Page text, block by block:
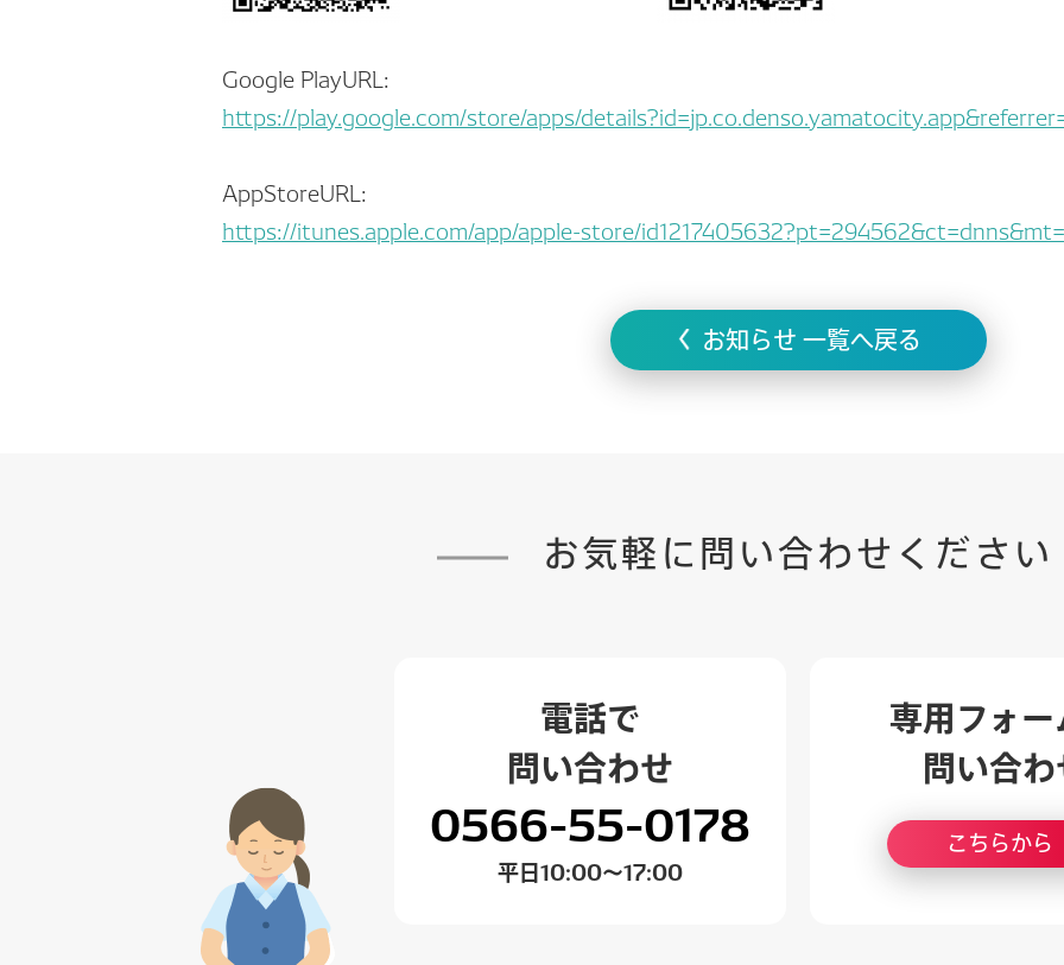
Google PlayURL:
https://play.google.com/store/apps/
AppStoreURL:
https://itunes.apple.com/app/apple-store/
お知らせ 一覧へ戻る
お気軽に 問い合わせ ください
電話で
問い合わせ
0566-55-0178
平日10:00～17:00
専用フォー
問い合わ
こちらから